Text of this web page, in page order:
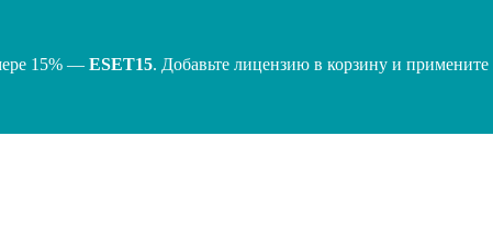
15% — ESET15. Добавьте лицензию в корзину и